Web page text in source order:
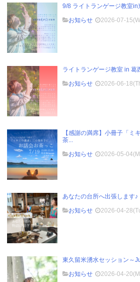
9/8 ライトランゲージ教室in
お知らせ
2026-07-
ライトランゲージ教室 in
お知らせ
2026-06-
【感謝の満席】小冊子「ミ
茶...
お知らせ
2026-05-
あなたの台所へ出張します♪
お知らせ
2026-04-
東久留米湧水セッション～
お知らせ
2026-04-